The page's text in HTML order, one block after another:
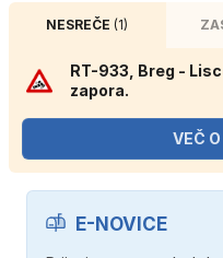
NESREČE(1)
RT-933, Breg -
zapora.
VEČ
E-NOVICE